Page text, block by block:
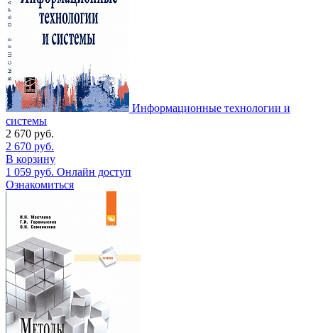
Информационные технологии и
системы
2 670 руб.
2 670 руб.
В корзину
1 059 руб. Онлайн доступ
Ознакомиться